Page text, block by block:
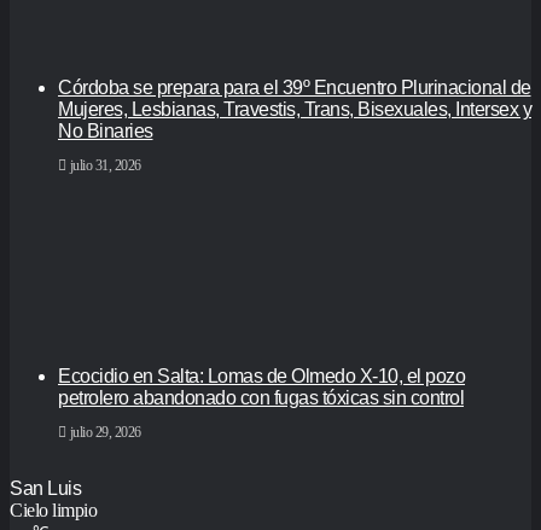
Córdoba se prepara para el 39º Encuentro Plurinacional de
Mujeres, Lesbianas, Travestis, Trans, Bisexuales, Intersex y
No Binaries
julio 31, 2026
Ecocidio en Salta: Lomas de Olmedo X-10, el pozo
petrolero abandonado con fugas tóxicas sin control
julio 29, 2026
San Luis
Cielo limpio